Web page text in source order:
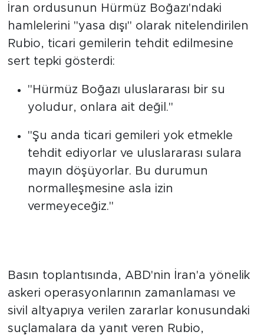
İran ordusunun Hürmüz Boğazı'ndaki
hamlelerini "yasa dışı" olarak nitelendirilen
Rubio, ticari gemilerin tehdit edilmesine
"Hürmüz Boğazı uluslararası bir su
"Şu anda ticari gemileri yok etmekle
tehdit ediyorlar ve uluslararası sulara
mayın döşüyorlar. Bu durumun
normalleşmesine asla izin
Basın toplantısında, ABD'nin İran'a yönelik
askeri operasyonlarının zamanlaması ve
sivil altyapıya verilen zararlar konusundaki